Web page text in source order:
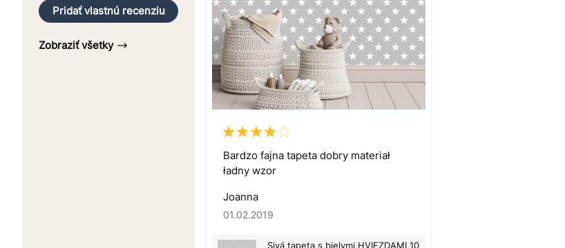
Pridať vlastnú recenziu
Zobraziť všetky
Bardzo fajna tapeta dobry materiał
ładny wzor
Joanna
01.02.2019
Sivá tapeta s bielymi HVIEZDAMI 10